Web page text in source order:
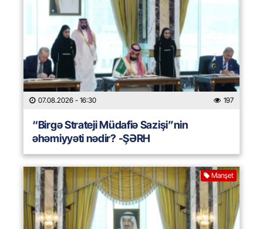
07.08.2026 - 16:30 197
“Birgə Strateji Müdafiə Sazişi”nin
əhəmiyyəti nədir? -ŞƏRH
Manşet